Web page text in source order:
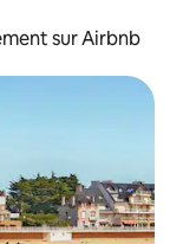
sur Airbnb